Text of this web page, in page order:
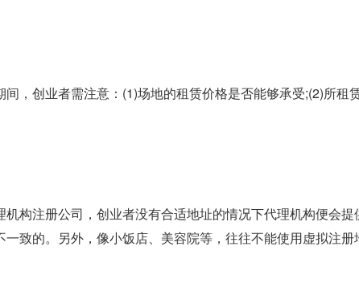
，创业者需注意：(1)场地的租赁价格是否能够承受;(2)所租
构注册公司，创业者没有合适地址的情况下代理机构便会提
致的。另外，像小饭店、美容院等，往往不能使用虚拟注册